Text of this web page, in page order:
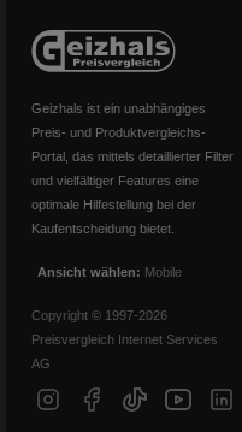
Geizhals ist ein unabhängiges
Preis- und Produktvergleichs-
Portal, das mittels detaillierter Filter
und vielfältiger Features eine
optimale Hilfestellung bei der
Kaufentscheidung bietet.
Ansicht wählen: Mobile
Copyright © 1997-2026
Preisvergleich Internet Services
AG